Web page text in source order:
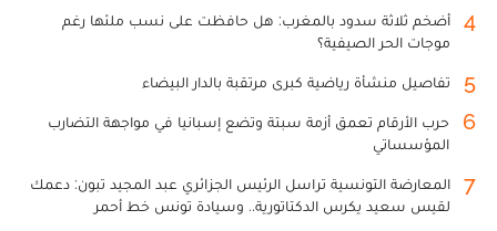
4
أضخم ثلاثة سدود بالمغرب: هل حافظت على نسب ملئها رغم
موجات الحر الصيفية؟
5 تفاصيل منشأة رياضية كبرى مرتقبة بالدار البيضاء
6
حرب الأرقام تعمق أزمة سبتة وتضع إسبانيا في مواجهة التضارب
المؤسساتي
7
المعارضة التونسية تراسل الرئيس الجزائري عبد المجيد تبون: دعمك
لقيس سعيد يكرس الدكتاتورية.. وسيادة تونس خط أحمر